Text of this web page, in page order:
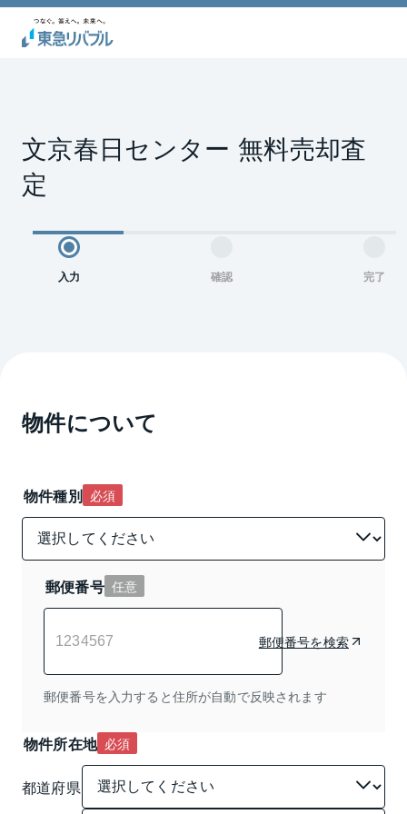
文京春日センター 無料売却査
定
入力 確認 完了
物件について
物件種別 必須
郵便番号 任意
郵便番号を検索
郵便番号を入力すると住所が自動で反映されます
物件所在地 必須
都道府県